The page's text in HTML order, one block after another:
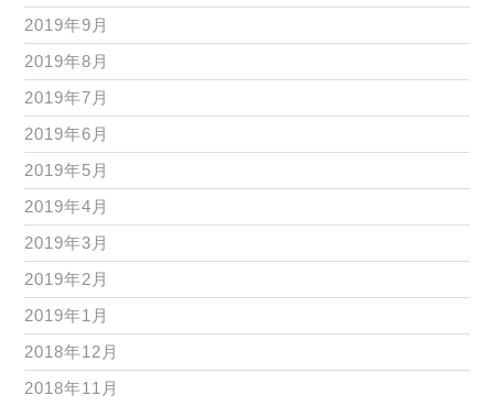
2019年9月
2019年8月
2019年7月
2019年6月
2019年5月
2019年4月
2019年3月
2019年2月
2019年1月
2018年12月
2018年11月